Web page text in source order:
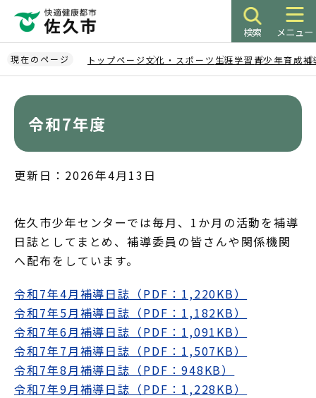
ペ
ー
ジ
検索 メニュー
現在のページ トップページ文化・スポーツ 生涯学習 青少年育成補
令和7年度
更新日：2026年4月13日
佐久市少年センターでは毎月、1か月の活動を補導
日誌としてまとめ、補導委員の皆さんや関係機関
へ配布をしています。
令和7年4月補導日誌（PDF：1,220KB）
令和7年5月補導日誌（PDF：1,182KB）
令和7年6月補導日誌（PDF：1,091KB）
令和7年7月補導日誌（PDF：1,507KB）
令和7年8月補導日誌（PDF：948KB）
令和7年9月補導日誌（PDF：1,228KB）